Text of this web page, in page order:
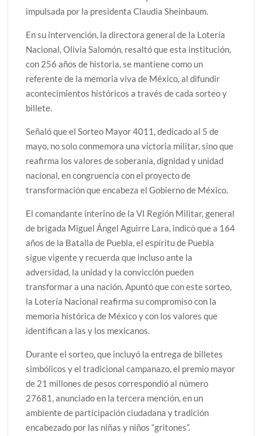
impulsada por la presidenta Claudia Sheinbaum.
En su intervención, la directora general de la Lotería
Nacional, Olivia Salomón, resaltó que esta institución,
con 256 años de historia, se mantiene como un
referente de la memoria viva de México, al difundir
acontecimientos históricos a través de cada sorteo y
billete.
Señaló que el Sorteo Mayor 4011, dedicado al 5 de
mayo, no solo conmemora una victoria militar, sino que
reafirma los valores de soberanía, dignidad y unidad
nacional, en congruencia con el proyecto de
transformación que encabeza el Gobierno de México.
El comandante interino de la VI Región Militar, general
de brigada Miguel Ángel Aguirre Lara, indicó que a 164
años de la Batalla de Puebla, el espíritu de Puebla
sigue vigente y recuerda que incluso ante la
adversidad, la unidad y la convicción pueden
transformar a una nación. Apuntó que con este sorteo,
la Lotería Nacional reafirma su compromiso con la
memoria histórica de México y con los valores que
identifican a las y los mexicanos.
Durante el sorteo, que incluyó la entrega de billetes
simbólicos y el tradicional campanazo, el premio mayor
de 21 millones de pesos correspondió al número
27681, anunciado en la tercera mención, en un
ambiente de participación ciudadana y tradición
encabezado por las niñas y niños “gritones”.